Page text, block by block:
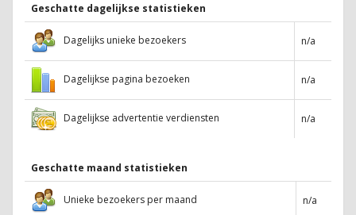
Geschatte dagelijkse statistieken
Dagelijks unieke bezoekers n/a
Dagelijkse pagina bezoeken n/a
Dagelijkse advertentie verdiensten n/a
Geschatte maand statistieken
Unieke bezoekers per maand n/a